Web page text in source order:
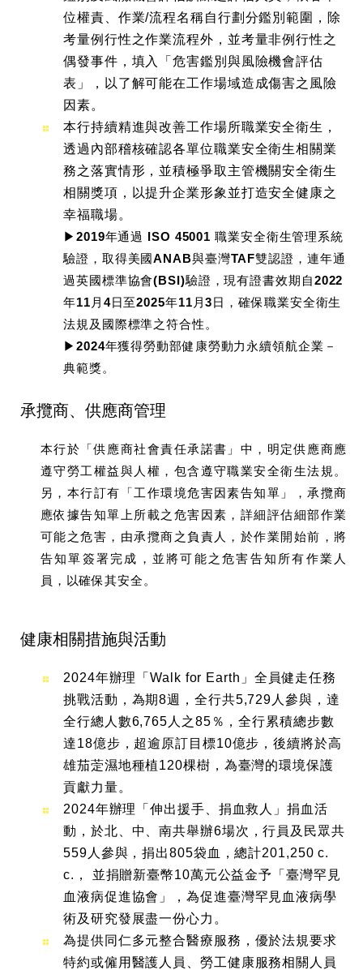
位權責、作業/流程名稱自行劃分鑑別範圍，除
考量例行性之作業流程外，並考量非例行性之
偶發事件，填入「危害鑑別與風險機會評估
表」，以了解可能在工作場域造成傷害之風險
因素。
本行持續精進與改善工作場所職業安全衛生，
透過內部稽核確認各單位職業安全衛生相關業
務之落實情形，並積極爭取主管機關安全衛生
相關獎項，以提升企業形象並打造安全健康之
幸福職場。
▶︎2019年通過 ISO 45001 職業安全衛生管理系統
驗證，取得美國ANAB與臺灣TAF雙認證，連年通
過英國標準協會(BSI)驗證，現有證書效期自2022
年11月4日至2025年11月3日，確保職業安全衛生
法規及國際標準之符合性。
▶︎2024年獲得勞動部健康勞動力永續領航企業－
典範獎。
承攬商、供應商管理
本行於「供應商社會責任承諾書」中，明定供應商應
遵守勞工權益與人權，包含遵守職業安全衛生法規。
另，本行訂有「工作環境危害因素告知單」，承攬商
應依據告知單上所載之危害因素，詳細評估細部作業
可能之危害，由承攬商之負責人，於作業開始前，將
告知單簽署完成，並將可能之危害告知所有作業人
員，以確保其安全。
健康相關措施與活動
2024年辦理「Walk for Earth」全員健走任務
挑戰活動，為期8週，全行共5,729人參與，達
全行總人數6,765人之85％，全行累積總步數
達18億步，超逾原訂目標10億步，後續將於高
雄茄萣濕地種植120棵樹，為臺灣的環境保護
貢獻力量。
2024年辦理「伸出援手、捐血救人」捐血活
動，於北、中、南共舉辦6場次，行員及民眾共
559人參與，捐出805袋血，總計201,250 c.
c.， 並捐贈新臺幣10萬元公益金予「臺灣罕見
血液病促進協會」，為促進臺灣罕見血液病學
術及研究發展盡一份心力。
為提供同仁多元整合醫療服務，優於法規要求
特約或僱用醫護人員、勞工健康服務相關人員